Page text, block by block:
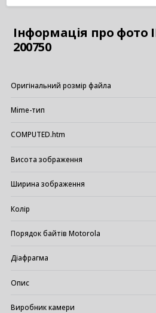
Інформація про фото
200750
Оригінальний розмір файла
Mime-тип
COMPUTED.htm
Висота зображення
Ширина зображення
Колір
Порядок байтів Motorola
Діафрагма
Опис
Виробник камери